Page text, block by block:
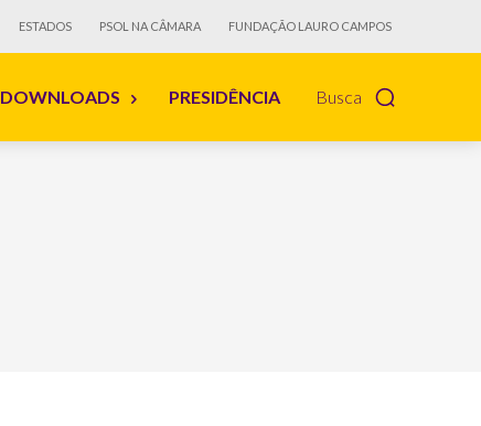
ESTADOS PSOL NA CÂMARA FUNDAÇÃO LAURO CAMPOS
Busca
DOWNLOADS PRESIDÊNCIA